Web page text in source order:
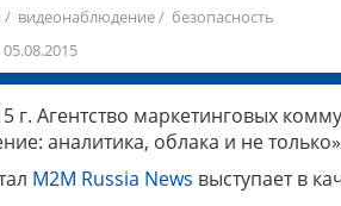
/ видеонаблюдение/ безопасность
г. Агентство маркетинговых
аналитика, облака и не
M2M Russia News выступает в